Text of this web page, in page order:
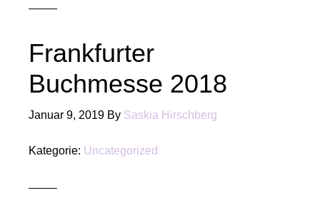
Frankfurter
Buchmesse 2018
Januar 9, 2019 By Saskia Hirschberg
Kategorie: Uncategorized